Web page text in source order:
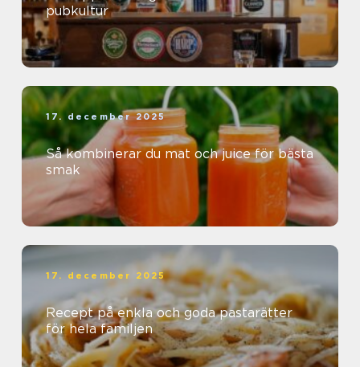
pubkultur
17. december 2025
Så kombinerar du mat och juice för bästa
smak
17. december 2025
Recept på enkla och goda pastarätter
för hela familjen